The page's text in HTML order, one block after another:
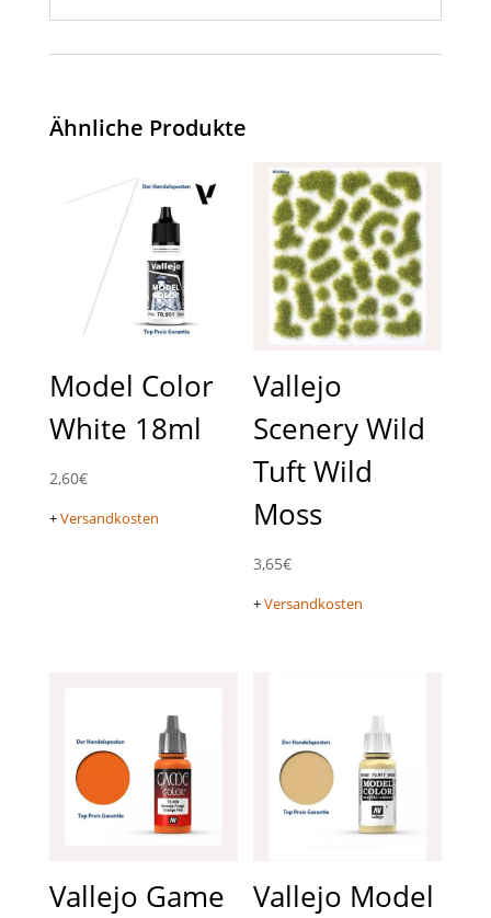
Ähnliche Produkte
Model Color
White 18ml
2,60€
+Versandkosten
Vallejo
Scenery Wild
Tuft Wild
Moss
3,65€
+Versandkosten
Vallejo Game
Vallejo Model